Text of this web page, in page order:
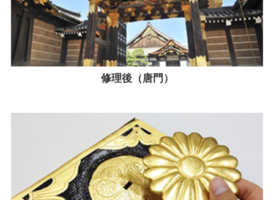
修理後（唐門）